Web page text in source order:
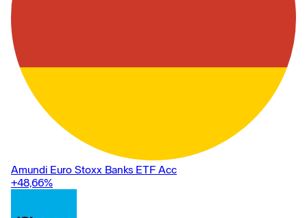
Amundi Euro Stoxx Banks ETF Acc
+48,66%